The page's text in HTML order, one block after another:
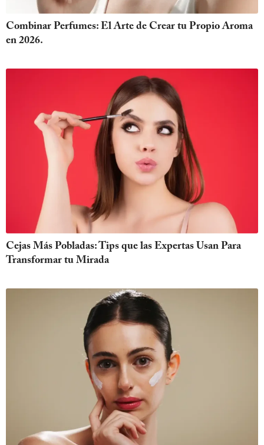
Combinar Perfumes: El Arte de Crear tu Propio Aroma
en 2026.
Cejas Más Pobladas: Tips que las Expertas Usan Para
Transformar tu Mirada